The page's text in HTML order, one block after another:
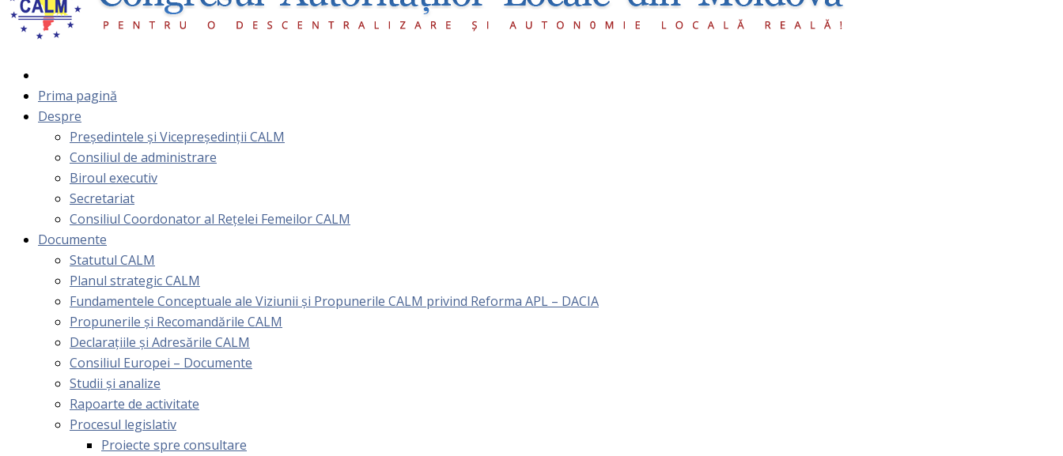
Prima pagină
Despre
Președintele și Vicepreședinții CALM
Consiliul de administrare
Biroul executiv
Secretariat
Consiliul Coordonator al Rețelei Femeilor CALM
Documente
Statutul CALM
Planul strategic CALM
Fundamentele Conceptuale ale Viziunii și Propunerile CALM privind Reforma APL – DACIA
Propunerile și Recomandările CALM
Declarațiile și Adresările CALM
Consiliul Europei – Documente
Studii și analize
Rapoarte de activitate
Procesul legislativ
Proiecte spre consultare